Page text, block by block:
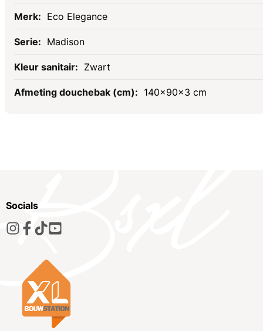
Eco Elegance
Madison
Zwart
140x90x3 cm
Socials